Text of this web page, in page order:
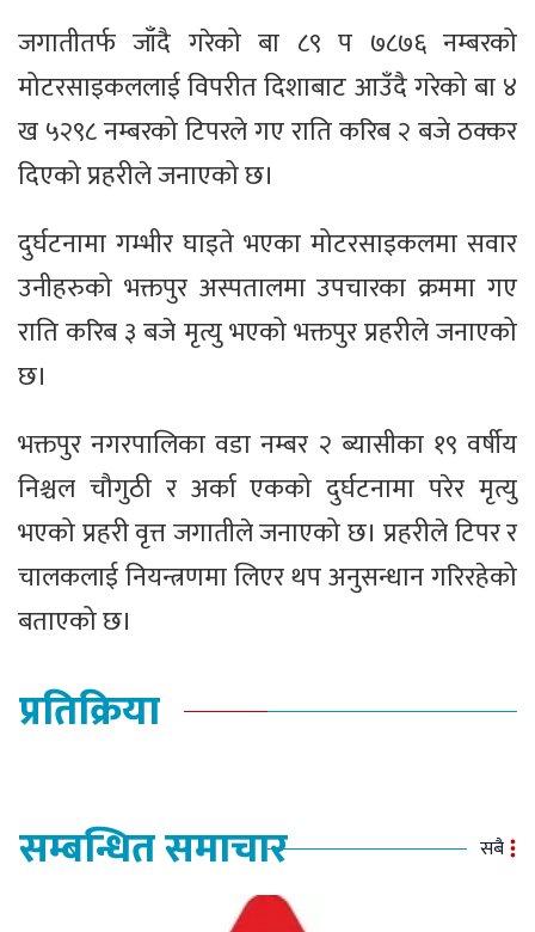
जगातीतर्फ जाँदै गरेको बा ८९ प ७८७६ नम्बरको
मोटरसाइकललाई विपरीत दिशाबाट आउँदै गरेको बा ४
ख ५२९८ नम्बरको टिपरले गए राति करिब २ बजे ठक्कर
दिएको प्रहरीले जनाएको छ।
दुर्घटनामा गम्भीर घाइते भएका मोटरसाइकलमा सवार
उनीहरुको भक्तपुर अस्पतालमा उपचारका क्रममा गए
राति करिब ३ बजे मृत्यु भएको भक्तपुर प्रहरीले जनाएको
छ।
भक्तपुर नगरपालिका वडा नम्बर २ ब्यासीका १९ वर्षीय
निश्चल चौगुठी र अर्का एकको दुर्घटनामा परेर मृत्यु
भएको प्रहरी वृत्त जगातीले जनाएको छ। प्रहरीले टिपर र
चालकलाई नियन्त्रणमा लिएर थप अनुसन्धान गरिरहेको
बताएको छ।
प्रतिक्रिया
सम्बन्धित समाचार सबै